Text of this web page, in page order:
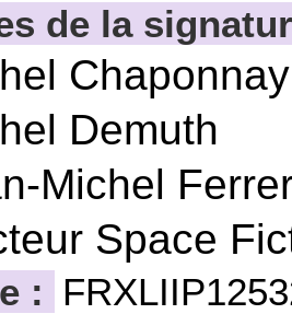
de la
Demuth
Michel
Space
: